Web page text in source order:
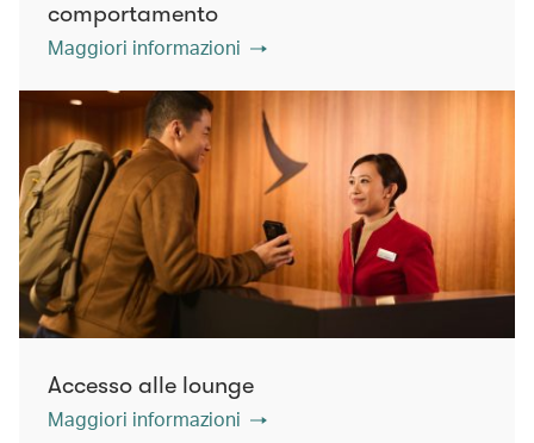
comportamento
Maggiori informazioni
Accesso alle lounge
Maggiori informazioni